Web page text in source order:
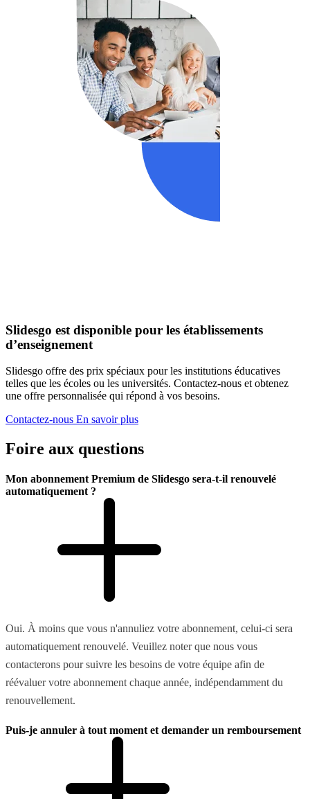
Slidesgo est disponible pour les établissements
d’enseignement
Slidesgo offre des prix spéciaux pour les institutions éducatives
telles que les écoles ou les universités. Contactez-nous et obtenez
une offre personnalisée qui répond à vos besoins.
Contactez-nous En savoir plus
Foire aux questions
Mon abonnement Premium de Slidesgo sera-t-il renouvelé
automatiquement ?
Oui. À moins que vous n'annuliez votre abonnement, celui-ci sera
automatiquement renouvelé. Veuillez noter que nous vous
contacterons pour suivre les besoins de votre équipe afin de
réévaluer votre abonnement chaque année, indépendamment du
renouvellement.
Puis-je annuler à tout moment et demander un remboursement